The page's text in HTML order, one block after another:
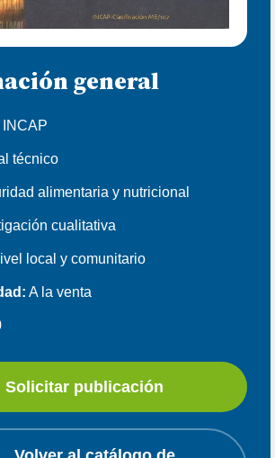
general
INCAP
técnico
alimentaria y nutricional
cualitativa
local y comunitario
A la venta
Solicitar publicación